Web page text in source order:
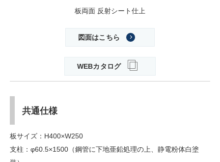
板両面 反射シート仕上
図面はこちら
WEBカタログ
共通仕様
板サイズ：H400×W250
支柱：φ60.5×1500（鋼管に下地亜鉛処理の上、静電粉体白塗